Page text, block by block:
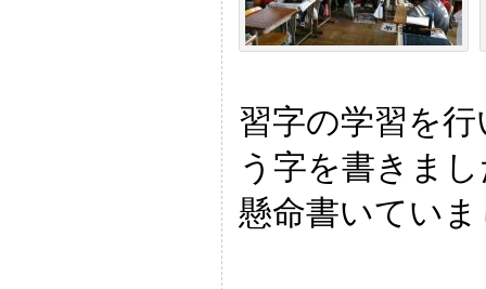
習字の学習を
う字を書きま
懸命書いてい